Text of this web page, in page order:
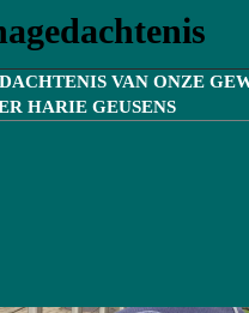
VAN ONZE
HARIE GEUSENS